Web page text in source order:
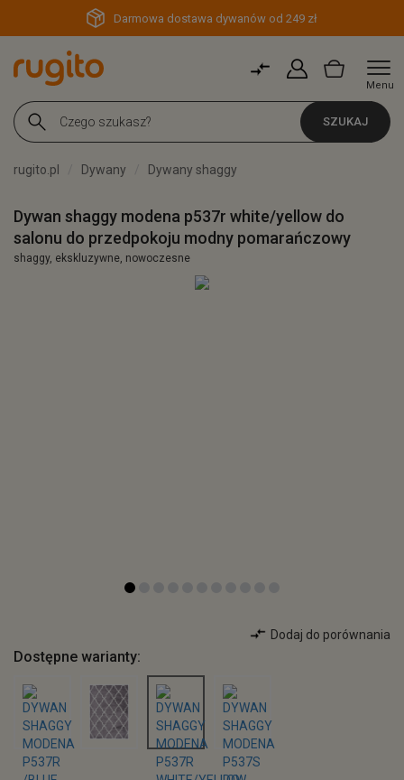
Darmowa dostawa dywanów od 249 zł
Menu
SZUKAJ
rugito.pl Dywany Dywany shaggy
Dywan shaggy modena p537r white/yellow do
salonu do przedpokoju modny pomarańczowy
shaggy, ekskluzywne, nowoczesne
Dodaj do porównania
Dostępne warianty: